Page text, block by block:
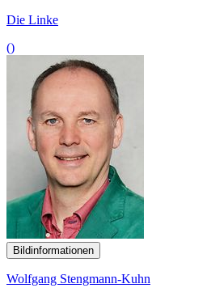
Die Linke
()
Bildinformationen
Wolfgang Stengmann-Kuhn